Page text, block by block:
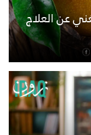
عن العلاج